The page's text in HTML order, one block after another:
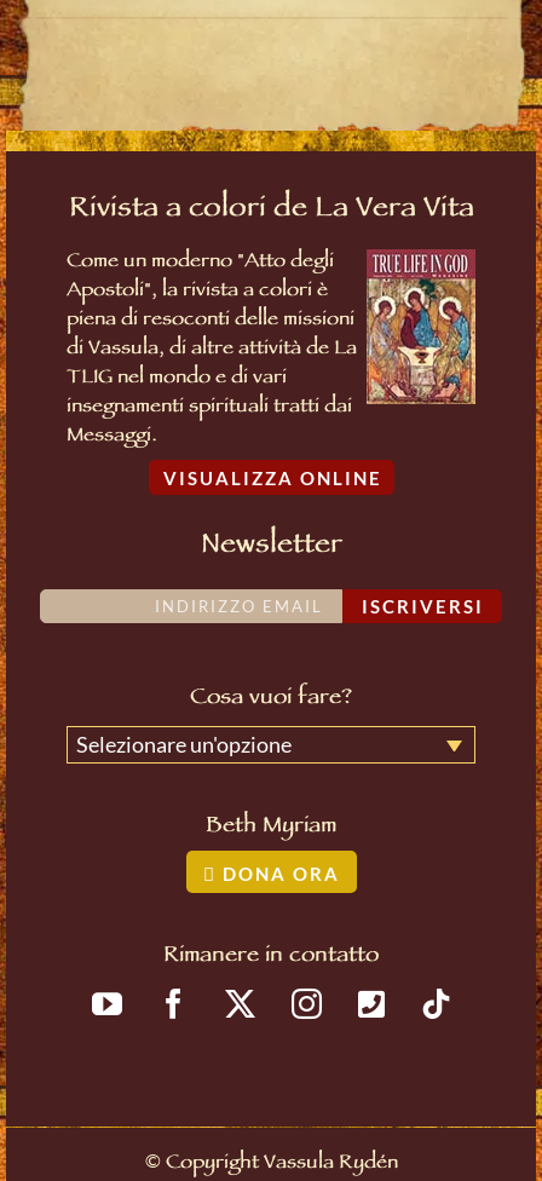
Rivista a colori de La Vera Vita
Come un moderno "Atto degli
Apostoli", la rivista a colori è
piena di resoconti delle missioni
di Vassula, di altre attività de La
TLIG nel mondo e di vari
insegnamenti spirituali tratti dai
Messaggi.
VISUALIZZA ONLINE
Newsletter
ISCRIVERSI
Cosa vuoi fare?
Selezionare un'opzione
Beth Myriam
DONA ORA
Rimanere in contatto
©Copyright Vassula Rydén